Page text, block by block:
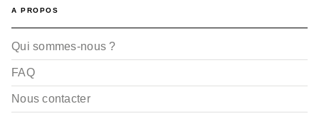
A PROPOS
Qui sommes-nous ?
FAQ
Nous contacter